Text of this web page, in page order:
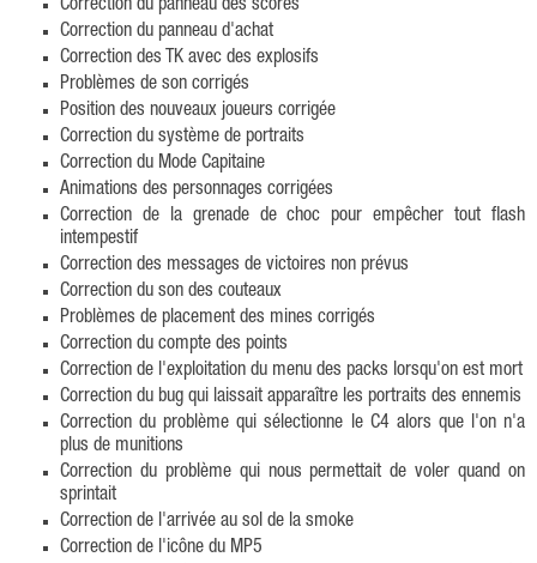
Correction du panneau des scores
Correction du panneau d'achat
Correction des TK avec des explosifs
Problèmes de son corrigés
Position des nouveaux joueurs corrigée
Correction du système de portraits
Correction du Mode Capitaine
Animations des personnages corrigées
Correction de la grenade de choc pour empêcher tout flash
intempestif
Correction des messages de victoires non prévus
Correction du son des couteaux
Problèmes de placement des mines corrigés
Correction du compte des points
Correction de l'exploitation du menu des packs lorsqu'on est mort
Correction du bug qui laissait apparaître les portraits des ennemis
Correction du problème qui sélectionne le C4 alors que l'on n'a
plus de munitions
Correction du problème qui nous permettait de voler quand on
sprintait
Correction de l'arrivée au sol de la smoke
Correction de l'icône du MP5